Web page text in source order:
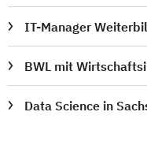
IT-Manager
BWL mit
Data Science in